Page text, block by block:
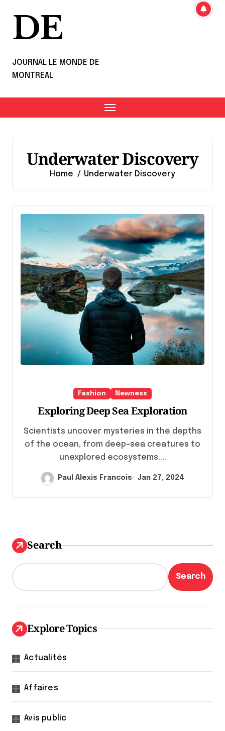
DE
JOURNAL LE MONDE DE
MONTREAL
Underwater Discovery
Home Underwater Discovery
Fashion Newness
Exploring Deep Sea Exploration
Scientists uncover mysteries in the depths
of the ocean, from deep-sea creatures to
unexplored ecosystems....
Paul Alexis Francois Jan 27, 2024
Search
Search
Explore Topics
Actualités
Affaires
Avis public